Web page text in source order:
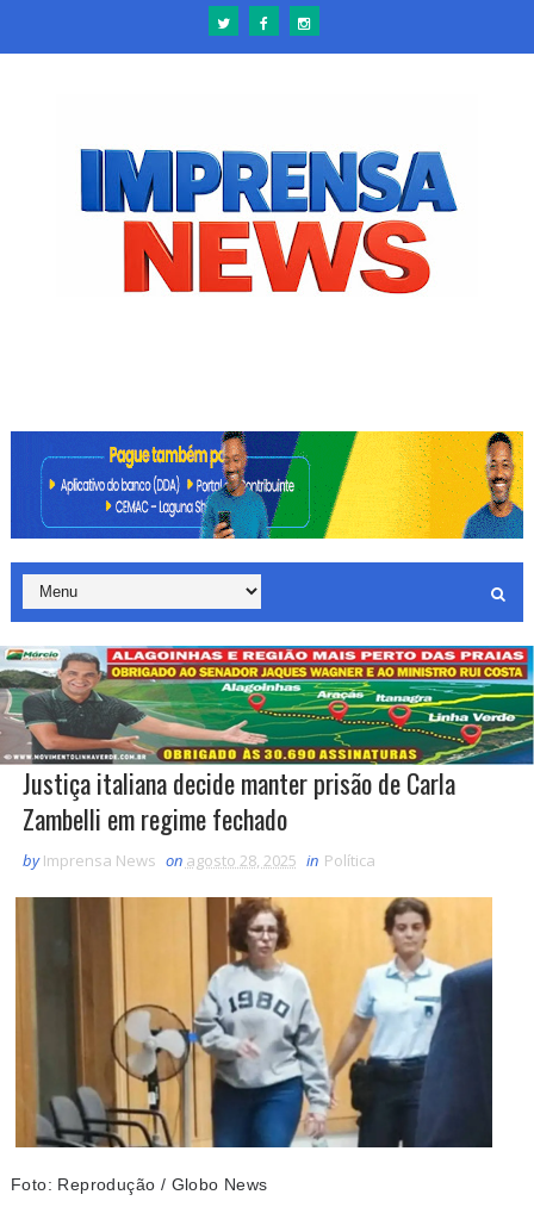
Justiça italiana decide manter prisão de Carla
Zambelli em regime fechado
by Imprensa News on agosto 28, 2025 in Política
Foto: Reprodução / Globo News